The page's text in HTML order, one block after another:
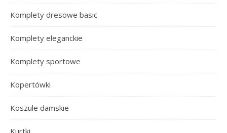
Komplety dresowe basic
Komplety eleganckie
Komplety sportowe
Kopertówki
Koszule damskie
Kurtki